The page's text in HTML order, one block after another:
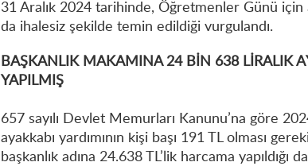
31 Aralık 2024 tarihinde, Öğretmenler Günü için
da ihalesiz şekilde temin edildiği vurgulandı.
BAŞKANLIK MAKAMINA 24 BİN 638 LİRALIK
YAPILMIŞ
657 sayılı Devlet Memurları Kanunu’na göre
ayakkabı yardımının kişi başı 191 TL olması
başkanlık adına 24.638 TL’lik harcama yapıldığı